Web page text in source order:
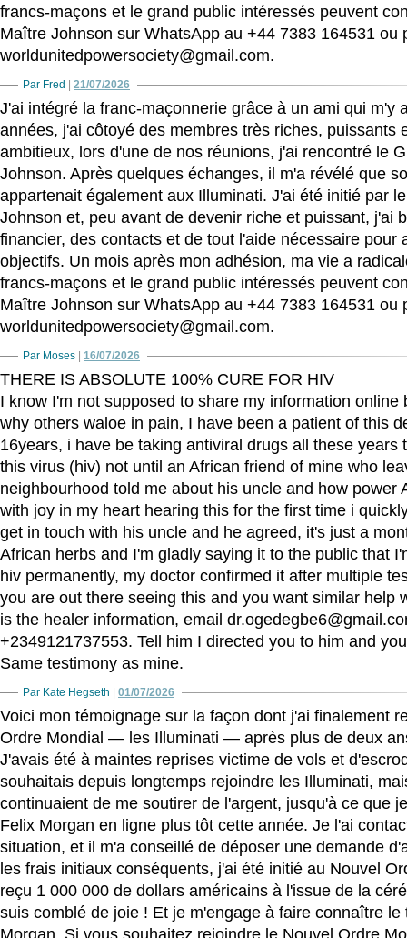
francs-maçons et le grand public intéressés peuvent
Maître Johnson sur WhatsApp au +44 7383 164531 ou
worldunitedpowersociety@gmail.com.
Par Fred 21/07/2026
J'ai intégré la franc-maçonnerie grâce à un ami qui m'y
années, j'ai côtoyé des membres très riches, puissants
ambitieux, lors d'une de nos réunions, j'ai rencontré le
Johnson. Après quelques échanges, il m'a révélé que
appartenait également aux Illuminati. J'ai été initié par
Johnson et, peu avant de devenir riche et puissant, j'ai
financier, des contacts et de tout l'aide nécessaire pour
objectifs. Un mois après mon adhésion, ma vie a
francs-maçons et le grand public intéressés peuvent
Maître Johnson sur WhatsApp au +44 7383 164531 ou
worldunitedpowersociety@gmail.com.
Par Moses 16/07/2026
THERE IS ABSOLUTE 100% CURE FOR HIV
I know I'm not supposed to share my information online
why others waloe in pain, I have been a patient of this
16years, i have be taking antiviral drugs all these years
this virus (hiv) not until an African friend of mine who
neighbourhood told me about his uncle and how power
with joy in my heart hearing this for the first time i
get in touch with his uncle and he agreed, it's just a
African herbs and I'm gladly saying it to the public that
hiv permanently, my doctor confirmed it after multiple
you are out there seeing this and you want similar help
is the healer information, email
+2349121737553. Tell him I directed you to him and
Same testimony as mine.
Par Kate Hegseth 01/07/2026
Voici mon témoignage sur la façon dont j'ai finalement
Ordre Mondial — les Illuminati — après plus de deux
J'avais été à maintes reprises victime de vols et
souhaitais depuis longtemps rejoindre les Illuminati,
continuaient de me soutirer de l'argent, jusqu'à ce que
Felix Morgan en ligne plus tôt cette année. Je l'ai
situation, et il m'a conseillé de déposer une demande
les frais initiaux conséquents, j'ai été initié au Nouvel
reçu 1 000 000 de dollars américains à l'issue de la
suis comblé de joie ! Et je m'engage à faire connaître
Morgan. Si vous souhaitez rejoindre le Nouvel Ordre